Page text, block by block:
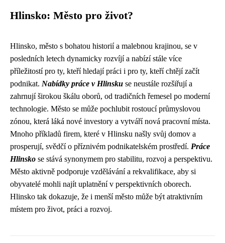
Hlinsko: Město pro život?
Hlinsko, město s bohatou historií a malebnou krajinou, se v
posledních letech dynamicky rozvíjí a nabízí stále více
příležitostí pro ty, kteří hledají práci i pro ty, kteří chtějí začít
podnikat. Nabídky práce v Hlinsku se neustále rozšiřují a
zahrnují širokou škálu oborů, od tradičních řemesel po moderní
technologie. Město se může pochlubit rostoucí průmyslovou
zónou, která láká nové investory a vytváří nová pracovní místa.
Mnoho příkladů firem, které v Hlinsku našly svůj domov a
prosperují, svědčí o příznivém podnikatelském prostředí. Práce
Hlinsko se stává synonymem pro stabilitu, rozvoj a perspektivu.
Město aktivně podporuje vzdělávání a rekvalifikace, aby si
obyvatelé mohli najít uplatnění v perspektivních oborech.
Hlinsko tak dokazuje, že i menší město může být atraktivním
místem pro život, práci a rozvoj.